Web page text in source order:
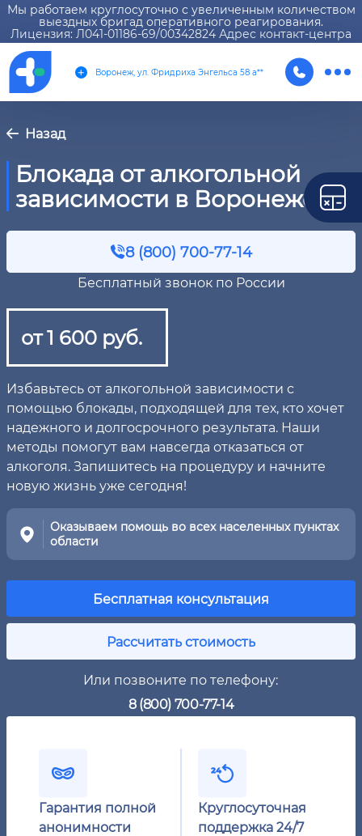
Мы работаем круглосуточно с увеличенным количеством
выездных бригад оперативного реагирования.
Лицензия: Л041-01186-69/00342824 Адрес контакт-центра
Воронеж, ул. Фридриха Энгельса 58 а**
Назад
Блокада от алкогольной
зависимости в Воронеже
8 (800) 700-77-14
Бесплатный звонок по России
от 1 600 руб.
Избавьтесь от алкогольной зависимости с
помощью блокады, подходящей для тех, кто хочет
надежного и долгосрочного результата. Наши
методы помогут вам навсегда отказаться от
алкоголя. Запишитесь на процедуру и начните
новую жизнь уже сегодня!
Оказываем помощь во всех населенных пунктах
области
Бесплатная консультация
Рассчитать стоимость
Или позвоните по телефону:
8 (800) 700-77-14
Гарантия полной
анонимности
Круглосуточная
поддержка 24/7